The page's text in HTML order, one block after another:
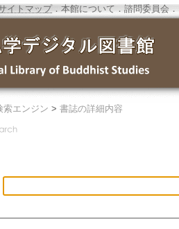
イトマップ．本館について ． 諮問委員会 ．
索エンジン > 書誌の詳細内容